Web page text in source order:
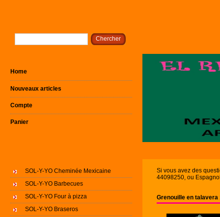
Home
Nouveaux articles
Compte
Panier
SOL-Y-YO Cheminée Mexicaine
SOL-Y-YO Barbecues
SOL-Y-YO Four à pizza
SOL-Y-YO Braseros
Si vous avez des
44098250, ou
Grenouille en talavera